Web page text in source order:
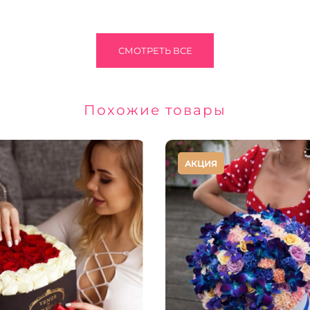
СМОТРЕТЬ ВСЕ
Похожие товары
АКЦИЯ